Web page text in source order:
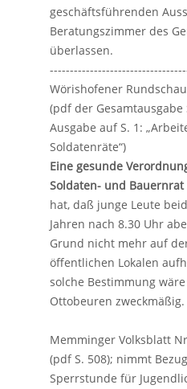
geschäftsführenden
Beratungszimmer des
überlassen.
Wörishofener
(pdf der
Ausgabe auf S. 1:
Soldatenräte“)
Eine gesunde
Soldaten- und
hat, daß junge Leute
Jahren nach 8.30 Uhr
Grund nicht mehr auf
öffentlichen Lokalen
solche Bestimmung
Ottobeuren zweckmäßig.
Memminger Volksblatt
(pdf S. 508); nimmt
Sperrstunde für